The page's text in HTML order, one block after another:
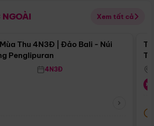
Xem tất cả
Điểm nổi bật
Thu 4N3Đ | Đảo Bali - Núi
Penglipuran
4N3Đ